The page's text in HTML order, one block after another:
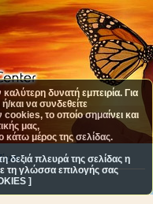
μας
δυνατή εμπειρία. Για
και να συνδεθείτε
το οποίο σημαίνει και
μας,
κάτω μέρος της σελίδας.
δεξιά πλευρά της σελίδας η
τη γλώσσα επιλογής σας
]